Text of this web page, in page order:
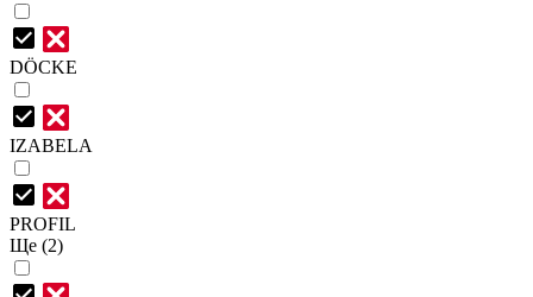
DÖCKE
IZABELA
PROFIL
Ще (2)